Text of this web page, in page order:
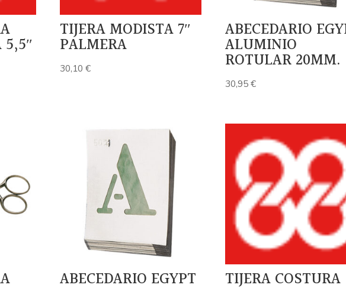
TIJERA MODISTA 7″
PALMERA
30,10€
ABECEDARIO
ALUMINIO
ROTULAR 20MM.
30,95€
ABECEDARIO EGYPT TIJERA COSTURA